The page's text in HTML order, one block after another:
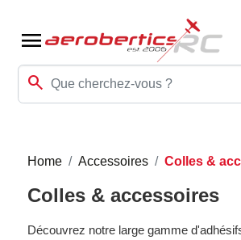
menu
search
Home Accessoires Colles &
Colles & accessoires
Découvrez notre large gamme